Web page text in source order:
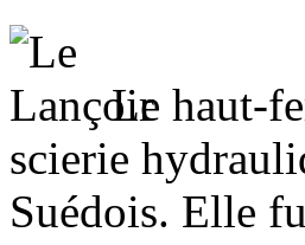
Le haut-
scierie
Suédois. Elle